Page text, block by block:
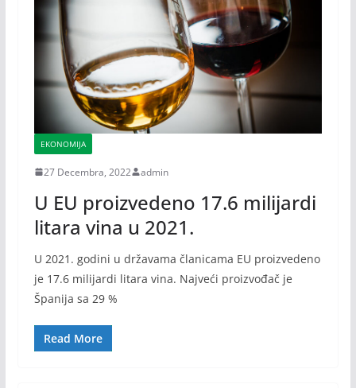
EKONOMIJA
27 Decembra, 2022 admin
U EU proizvedeno 17.6 milijardi
litara vina u 2021.
U 2021. godini u državama članicama EU proizvedeno
je 17.6 milijardi litara vina. Najveći proizvođač je
Španija sa 29 %
Read More